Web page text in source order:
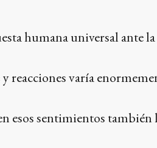
humana universal ante
reacciones varía
esos sentimientos